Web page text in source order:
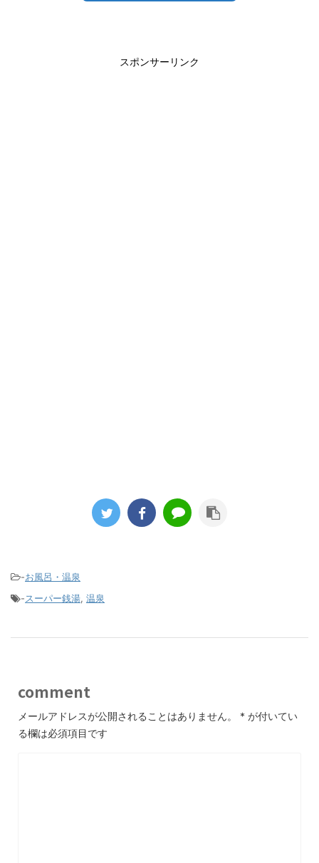
スポンサーリンク
-お風呂・温泉
-スーパー銭湯, 温泉
comment
メールアドレスが公開されることはありません。 * が付いてい
る欄は必須項目です